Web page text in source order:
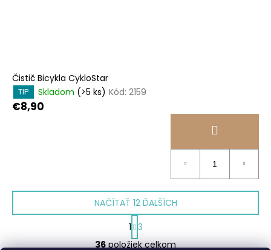
Čistič Bicykla CykloStar
TIP Skladom (>5 ks) Kód: 2159
€8,90
O
NAČÍTAŤ 12 ĎALŠÍCH
S
t
r
1 3
36položiek celkom